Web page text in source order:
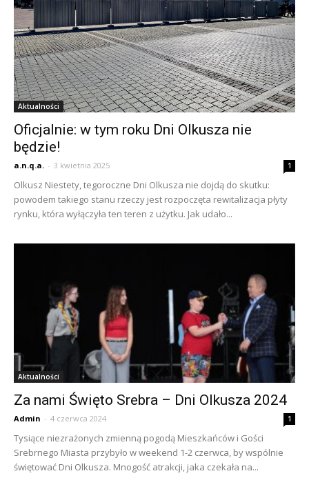
Aktualności
Oficjalnie: w tym roku Dni Olkusza nie
będzie!
a.n.q.a. - 3 kwietnia 2025 1
Olkusz Niestety, tegoroczne Dni Olkusza nie dojdą do skutku:
powodem takiego stanu rzeczy jest rozpoczęta rewitalizacja płyty
rynku, która wyłączyła ten teren z użytku. Jak udało...
Aktualności
Za nami Święto Srebra – Dni Olkusza 2024
Admin - 4 czerwca 2024 1
Tysiące niezrażonych zmienną pogodą Mieszkańców i Gości
Srebrnego Miasta przybyło w weekend 1-2 czerwca, by wspólnie
świętować Dni Olkusza. Mnogość atrakcji, jaka czekała na...